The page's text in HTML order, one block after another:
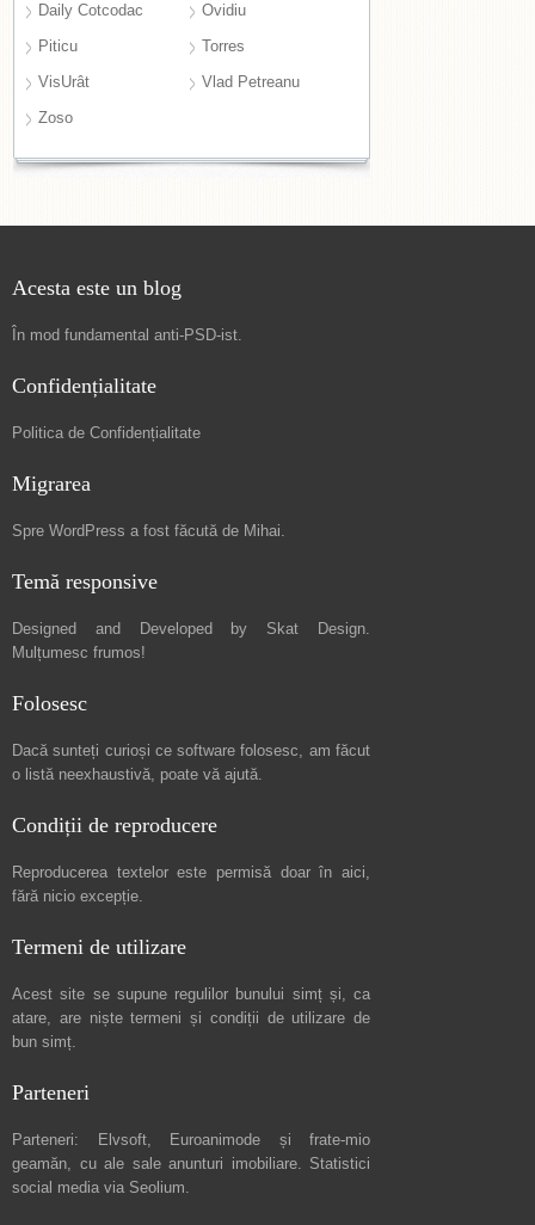
Daily Cotcodac
Ovidiu
Piticu
Torres
VisUrât
Vlad Petreanu
Zoso
Acesta este un blog
În mod fundamental anti-PSD-ist.
Confidențialitate
Politica de Confidențialitate
Migrarea
Spre WordPress a fost făcută de Mihai.
Temă responsive
Designed and Developed by Skat Design.
Mulțumesc frumos!
Folosesc
Dacă sunteți curioși ce software folosesc, am făcut
o listă neexhaustivă, poate vă ajută.
Condiții de reproducere
Reproducerea textelor este permisă doar în aici,
fără nicio excepție.
Termeni de utilizare
Acest site se supune regulilor bunului simț și, ca
atare, are niștetermeni și condiții de utilizare de
bun simț.
Parteneri
Parteneri: Elvsoft, Euroanimode și frate-mio
geamăn, cu ale sale anunturi imobiliare. Statistici
social media via Seolium.